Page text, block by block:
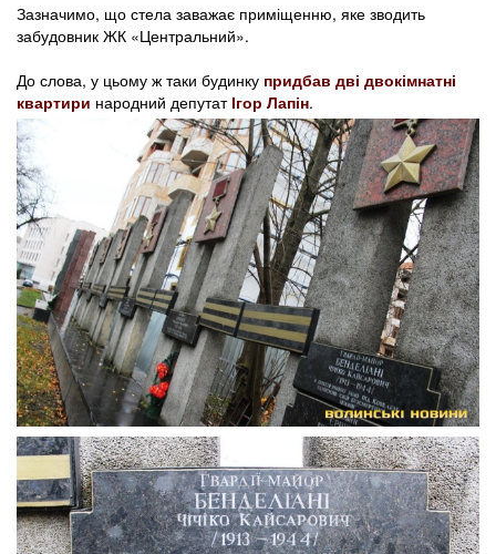
Зазначимо, що стела заважає приміщенню, яке зводить
забудовник ЖК «Центральний».
До слова, у цьому ж таки будинку придбав дві двокімнатні
квартири народний депутат Ігор Лапін.